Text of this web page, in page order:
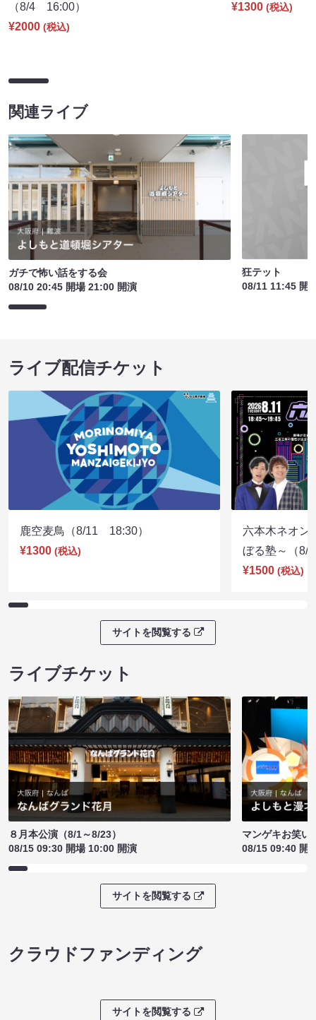
（8/4 16:00）
¥2000 (税込)
¥1300 (税込)
関連ライブ
ガチで怖い話をする会
08/10 20:45 開場 21:00 開演
狂テット
08/11 11:45 開
ライブ配信チケット
鹿空麦鳥（8/11 18:30）
¥1300 (税込)
六本木ネオン
ぼる塾～（
¥1500 (税込)
サイトを閲覧する
ライブチケット
８月本公演（8/1～8/23）
08/15 09:30 開場 10:00 開演
マンゲキお笑い
08/15 09:40 開
サイトを閲覧する
クラウドファンディング
サイトを閲覧する